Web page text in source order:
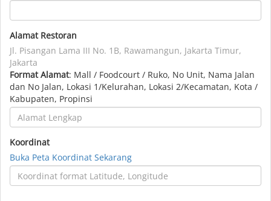
Alamat Restoran
Jl. Pisangan Lama III No. 1B, Rawamangun, Jakarta Timur,
Jakarta
Format Alamat: Mall / Foodcourt / Ruko, No Unit, Nama Jalan
dan No Jalan, Lokasi 1/Kelurahan, Lokasi 2/Kecamatan, Kota /
Kabupaten, Propinsi
Koordinat
Buka Peta Koordinat Sekarang